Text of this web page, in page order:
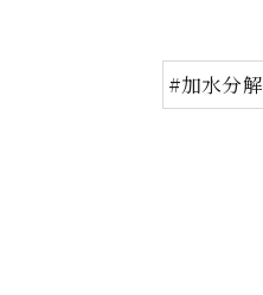
#加水分解